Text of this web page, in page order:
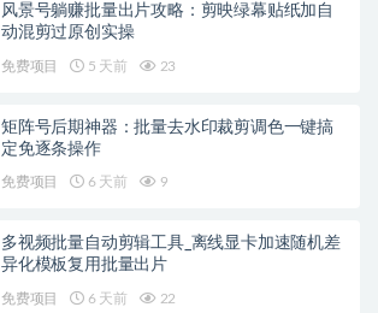
风景号躺赚批量出片攻略：剪映绿幕贴纸加自
动混剪过原创实操
免费项目 5 天前 23
矩阵号后期神器：批量去水印裁剪调色一键搞
定免逐条操作
免费项目 6 天前 9
多视频批量自动剪辑工具_离线显卡加速随机差
异化模板复用批量出片
免费项目 6 天前 22